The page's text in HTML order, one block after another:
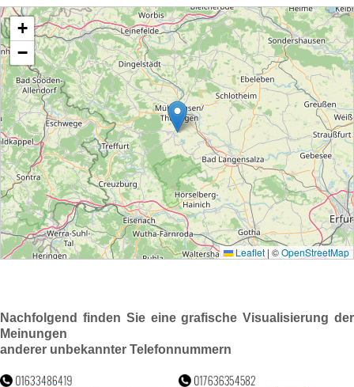
Nachfolgend finden Sie eine grafische Visualisierung der
Meinungen
anderer unbekannter Telefonnummern